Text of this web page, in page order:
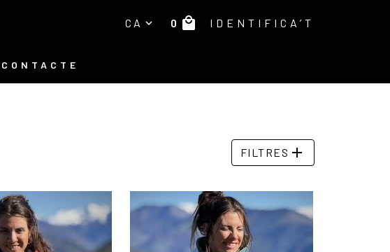
CA expand_more 0 local_mall IDENTIFICA’T
CONTACTE
FILTRES add